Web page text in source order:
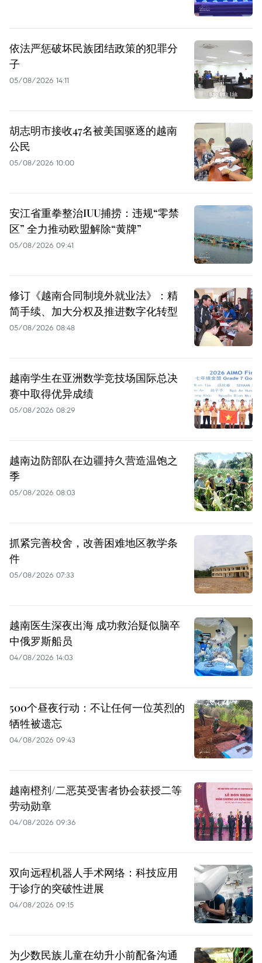
依法严惩破坏民族团结政策的犯罪分
子
05/08/2026 14:11
胡志明市接收47名被美国驱逐的越南
公民
05/08/2026 10:00
安江省重拳整治IUU捕捞：违规“零禁
区” 全力推动欧盟解除“黄牌”
05/08/2026 09:41
修订《越南合同制境外就业法》：精
简手续、加大分权及推进数字化转型
05/08/2026 08:48
越南学生在亚洲数学竞技场国际总决
赛中取得优异成绩
05/08/2026 08:29
越南边防部队在边疆持久营造温饱之
季
05/08/2026 08:03
抓紧完善校舍，改善困难地区教学条
件
05/08/2026 07:33
越南医生深夜出海 成功救治疑似脑卒
中俄罗斯船员
04/08/2026 14:03
500个昼夜行动：不让任何一位英烈的
牺牲被遗忘
04/08/2026 09:43
越南橙剂/二恶英受害者协会获授二等
劳动勋章
04/08/2026 09:36
双向远程机器人手术网络：科技应用
于诊疗的突破性进展
04/08/2026 09:15
为少数民族儿童在幼升小前配备沟通